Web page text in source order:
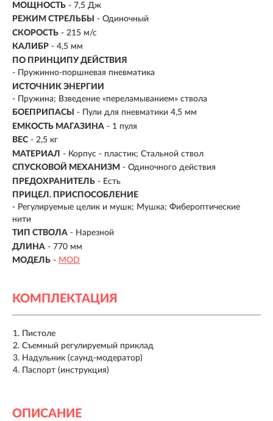
МОЩНОСТЬ - 7,5 Дж
РЕЖИМ СТРЕЛЬБЫ
- Одиночный
СКОРОСТЬ - 215 м/с
КАЛИБР - 4,5 мм
ПО ПРИНЦИПУ ДЕЙСТВИЯ
-
Пружинно-поршневая пневматика
ИСТОЧНИК ЭНЕРГИИ
- Пружина; Взведение «переламыванием» ствола
БОЕПРИПАСЫ
- Пули для пневматики 4,5 мм
ЕМКОСТЬ МАГАЗИНА - 1 пуля
ВЕС - 2,5 кг
МАТЕРИАЛ - Корпус - пластик; Стальной ствол
СПУСКОВОЙ МЕХАНИЗМ - Одиночного действия
ПРЕДОХРАНИТЕЛЬ - Есть
ПРИЦЕЛ. ПРИСПОСОБЛЕНИЕ
- Регулируемые целик и мушк; Мушка; Фибероптические
нити
ТИП СТВОЛА - Нарезной
ДЛИНА - 770 мм
МОДЕЛЬ - MOD
КОМПЛЕКТАЦИЯ
Пистоле
Съемный регулируемый приклад
Надульник (саунд-модератор)
Паспорт (инструкция)
ОПИСАНИЕ